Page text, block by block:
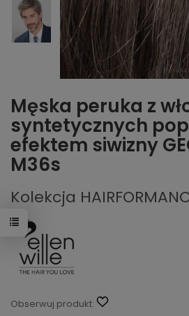
Męska peruka z
syntetycznych
efektem siwizny
M36s
Kolekcja
Obserwuj produkt: